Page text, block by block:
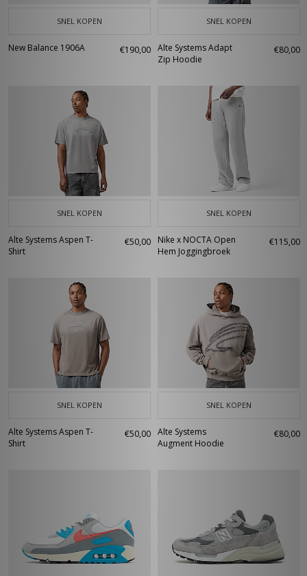
SNEL KOPEN
New Balance 1906A €190,00
SNEL KOPEN
Alte Systems Adapt
Zip Hoodie
€80,00
SNEL KOPEN
Alte Systems Aspen T-
Shirt
€50,00
SNEL KOPEN
Nike x NOCTA Open
Hem Joggingbroek
€115,00
SNEL KOPEN
Alte Systems Aspen T-
Shirt
€50,00
SNEL KOPEN
Alte Systems
Augment Hoodie
€80,00